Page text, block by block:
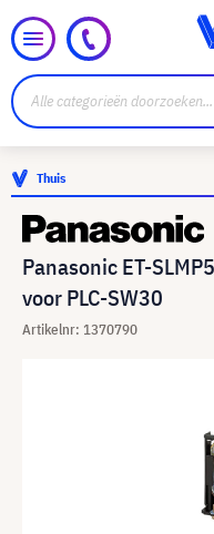
Thuis
Panasonic ET-
voor PLC-SW30
Artikelnr: 1370790